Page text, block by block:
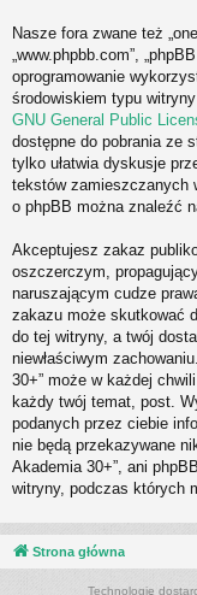
Nasze fora zwane też
„www.phpbb.com”,
oprogramowanie
środowiskiem typu witryny
GNU General Public
dostępne do pobrania ze
tylko ułatwia dyskusje
tekstów zamieszczanych
o phpBB można znaleźć
Akceptujesz zakaz
oszczerczym,
naruszającym cudze
zakazu może skutkować
do tej witryny, a twój
niewłaściwym
30+” może w każdej
każdy twój temat, post.
podanych przez ciebie
nie będą przekazywane
Akademia 30+”, ani
witryny, podczas których
Strona główna
Technologię